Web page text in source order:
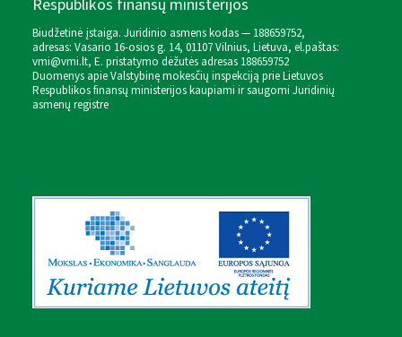
Respublikos finansų ministerijos
Biudžetinė įstaiga. Juridinio asmens kodas — 188659752,
adresas: Vasario 16-osios g. 14, 01107 Vilnius, Lietuva, el.paštas:
vmi@vmi.lt, E. pristatymo dėžutės adresas 188659752
Duomenys apie Valstybinę mokesčių inspekciją prie Lietuvos
Respublikos finansų ministerijos kaupiami ir saugomi Juridinių
asmenų registre